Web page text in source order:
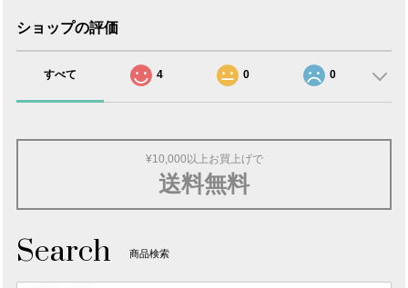
ショップの評価
すべて 4 0 0
¥10,000以上お買上げで
送料無料
Search 商品検索